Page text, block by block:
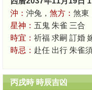
沖： 沖兔， 煞方： 煞東
星神： 五鬼 朱雀 三合
時宜： 祈福 求嗣 訂婚
時忌： 赴任 出行 朱雀
丙戌時 時辰吉凶